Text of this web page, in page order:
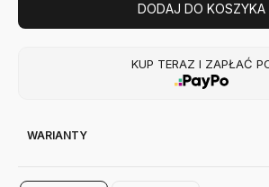
DODAJ DO KOSZYKA
KUP TERAZ I ZAPŁAĆ
WARIANTY